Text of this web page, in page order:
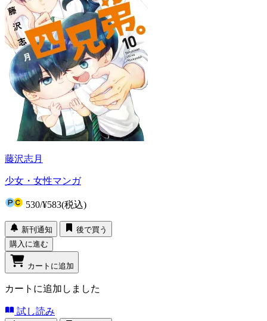
藤沢志月
少女・女性マンガ
530/¥583(税込)
新刊通知
後で買う
購入に進む
カートに追加
カートに追加しました
試し読み